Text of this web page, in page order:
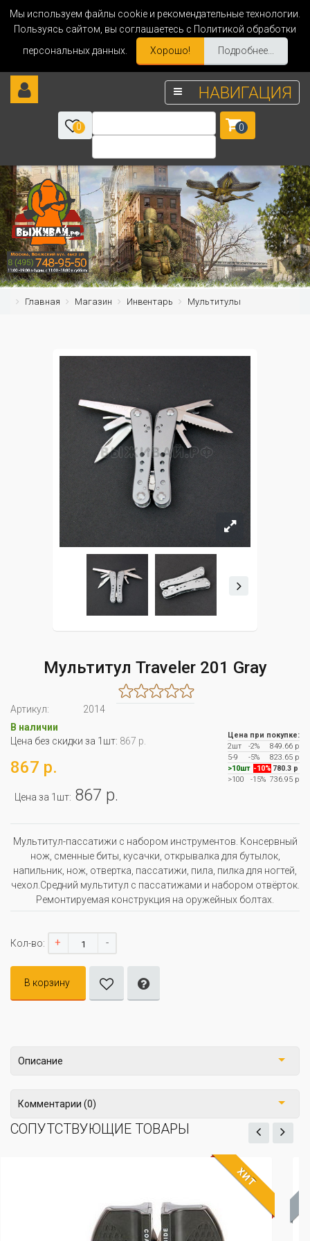
Мы используем файлы cookie и рекомендательные технологии.
Пользуясь сайтом, вы соглашаетесь с Политикой обработки
персональных данных.
Хорошо! Подробнее...
НАВИГАЦИЯ
0 0
Главная Магазин Инвентарь Мультитулы
Мультитул Traveler 201 Gray
Артикул:
2014
В наличии
Цена без скидки за 1шт: 867 р.
867 р.
Цена за 1шт: 867 р.
Цена при покупке:
2шт
-2%
849.66 р
5-9
-5%
823.65 р
>10шт -10% 780.3 р
>100
-15% 736.95 р
Мультитул-пассатижи с набором инструментов. Консервный
нож, сменные биты, кусачки, открывалка для бутылок,
напильник, нож, отвертка, пассатижи, пила, пилка для ногтей,
чехол.Средний мультитул с пассатижами и набором отвёрток.
Ремонтируемая конструкция на оружейных болтах.
Кол-во: + -
В корзину
Описание
Комментарии (0)
СОПУТСТВУЮЩИЕ ТОВАРЫ